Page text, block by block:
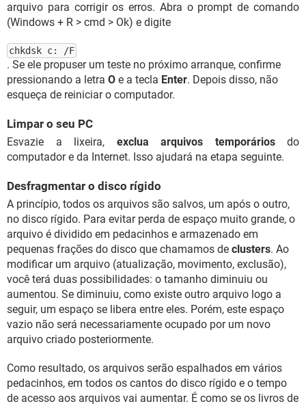
arquivo para corrigir os erros. Abra o prompt de comando
(Windows + R > cmd > Ok) e digite
chkdsk c: /F
. Se ele propuser um teste no próximo arranque, confirme
pressionando a letra O e a tecla Enter. Depois disso, não
esqueça de reiniciar o computador.
Limpar o seu PC
Esvazie a lixeira, exclua arquivos temporáriosdo
computador e da Internet. Isso ajudará na etapa seguinte.
Desfragmentar o disco rígido
A princípio, todos os arquivos são salvos, um após o outro,
no disco rígido. Para evitar perda de espaço muito grande, o
arquivo é dividido em pedacinhos e armazenado em
pequenas frações do disco que chamamos de clusters. Ao
modificar um arquivo (atualização, movimento, exclusão),
você terá duas possibilidades: o tamanho diminuiu ou
aumentou. Se diminuiu, como existe outro arquivo logo a
seguir, um espaço se libera entre eles. Porém, este espaço
vazio não será necessariamente ocupado por um novo
arquivo criado posteriormente.
Como resultado, os arquivos serão espalhados em vários
pedacinhos, em todos os cantos do disco rígido e o tempo
de acesso aos arquivos vai aumentar. É como se os livros de